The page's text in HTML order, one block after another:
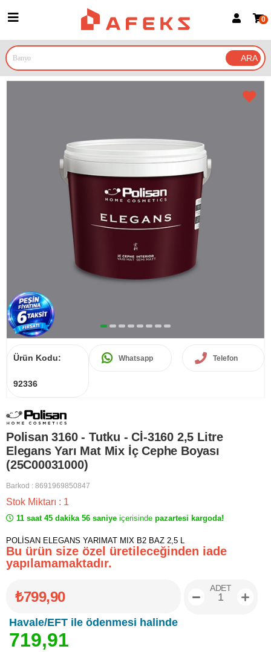
Google İle Bağlan
0
Ürün Kodu:
92336
Whatsapp Telefon
Polisan 3160 - Tutku - Cİ-3160 2,5 Litre
Elegans Yarı Mat Mix İç Cephe Boyası
(25C00031000)
Barkod : 8691969850847
Stok Miktarı : 1
11 saat 45 dakika 56 saniye içerisinde pazartesi kargoda!
POLİSAN ELEGANS YARIMAT MIX B2 BAZ 2,5 L
Bu ürün size özel üretileceğinden iade
yapılamamaktadır.
₺799,90
Havale/EFT ile ödenmesi halinde
719,91
ADET